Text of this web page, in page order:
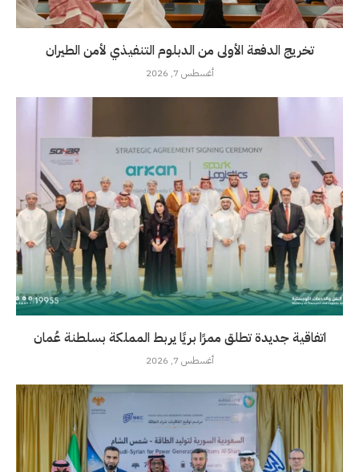
تخريج الدفعة الأولى من الدبلوم التنفيذي لأمن الطيران
أغسطس 7, 2026
اتفاقية جديدة تطلق ممرًا بريًا يربط المملكة بسلطنة عُمان
أغسطس 7, 2026